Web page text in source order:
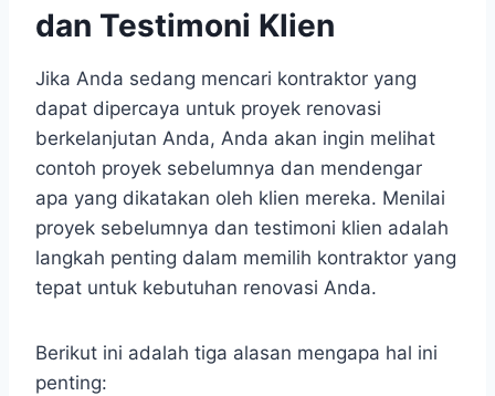
dan Testimoni Klien
Jika Anda sedang mencari kontraktor yang
dapat dipercaya untuk proyek renovasi
berkelanjutan Anda, Anda akan ingin melihat
contoh proyek sebelumnya dan mendengar
apa yang dikatakan oleh klien mereka. Menilai
proyek sebelumnya dan testimoni klien adalah
langkah penting dalam memilih kontraktor yang
tepat untuk kebutuhan renovasi Anda.
Berikut ini adalah tiga alasan mengapa hal ini
penting: